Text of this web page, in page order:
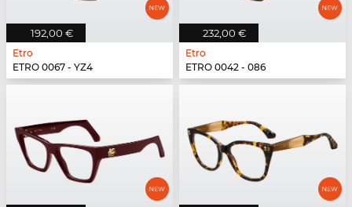
192,00 €
Etro
ETRO 0067 - YZ4
232,00 €
Etro
ETRO 0042 - 086